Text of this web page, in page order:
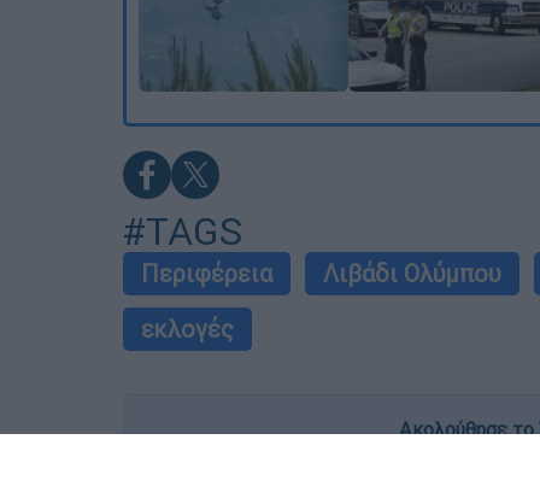
#TAGS
Περιφέρεια Λιβάδι Ολύμπου
εκλογές
Ακολούθησε το